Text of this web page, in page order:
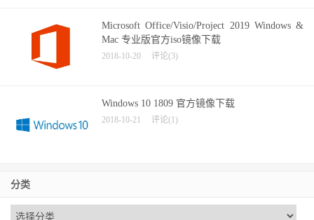
Microsoft Office/Visio/Project 2019 Windows &
Mac 专业版官方iso镜像下载
2018-10-20 评论(3)
Windows 10 1809 官方镜像下载
2018-10-21 评论(1)
分类